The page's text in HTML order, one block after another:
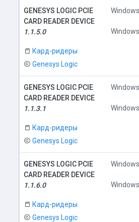
GENESYS LOGIC PCIE
CARD READER DEVICE
1.1.5.0
Кард-ридеры
Genesys Logic
GENESYS LOGIC PCIE
CARD READER DEVICE
1.1.3.1
Кард-ридеры
Genesys Logic
GENESYS LOGIC PCIE
CARD READER DEVICE
1.1.6.0
Кард-ридеры
Genesys Logic